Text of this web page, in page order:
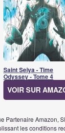
Saint Seiya - Time
Odyssey - Tome 4
VOIR SUR
Partenaire Amazon,
les conditions